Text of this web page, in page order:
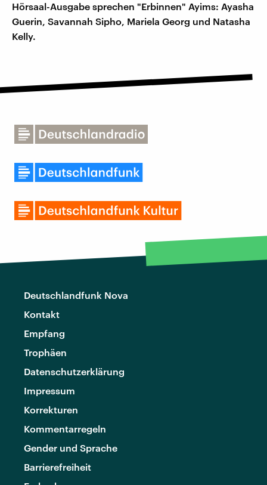
Hörsaal-Ausgabe sprechen "Erbinnen" Ayims: Ayasha
Guerin, Savannah Sipho, Mariela Georg und Natasha
Kelly.
Deutschlandfunk Nova
Kontakt
Empfang
Trophäen
Datenschutzerklärung
Impressum
Korrekturen
Kommentarregeln
Gender und Sprache
Barrierefreiheit